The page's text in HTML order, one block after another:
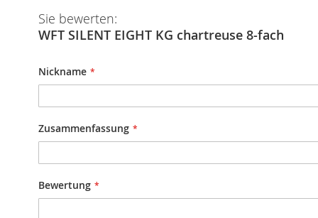
Sie bewerten:
WFT SILENT EIGHT KG chartreuse 8-fach
Nickname
Zusammenfassung
Bewertung